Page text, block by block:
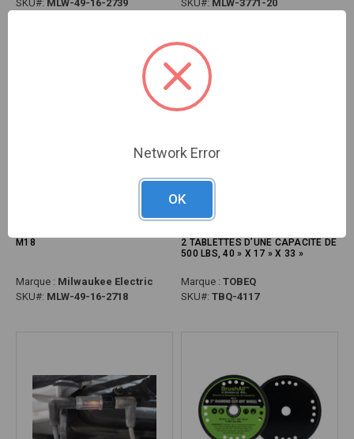
SKU#: MLW-49-16-2739 SKU#: MLW-3771-20
PG5 - ACCESSOIRE DE BORDURE
M18
Marque : Milwaukee Electric
SKU#: MLW-49-16-2718
PG204 - CHARIOT UTILITAIRE EN
2 TABLETTES D’UNE CAPACITÉ DE
500 LBS, 40 » X 17 » X 33 »
Marque : TOBEQ
SKU#: TBQ-4117
Network Error
OK